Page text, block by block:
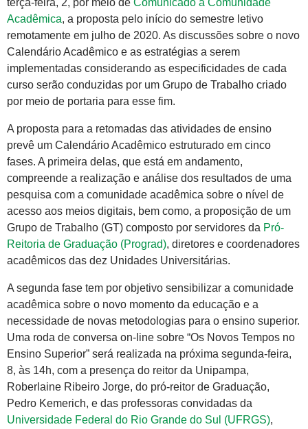
terça-feira, 2, por meio de Comunicado à Comunidade
Acadêmica, a proposta pelo início do semestre letivo
remotamente em julho de 2020. As discussões sobre o novo
Calendário Acadêmico e as estratégias a serem
implementadas considerando as especificidades de cada
curso serão conduzidas por um Grupo de Trabalho criado
por meio de portaria para esse fim.
A proposta para a retomadas das atividades de ensino
prevê um Calendário Acadêmico estruturado em cinco
fases. A primeira delas, que está em andamento,
compreende a realização e análise dos resultados de uma
pesquisa com a comunidade acadêmica sobre o nível de
acesso aos meios digitais, bem como, a proposição de um
Grupo de Trabalho (GT) composto por servidores da Pró-
Reitoria de Graduação (Prograd), diretores e coordenadores
acadêmicos das dez Unidades Universitárias.
A segunda fase tem por objetivo sensibilizar a comunidade
acadêmica sobre o novo momento da educação e a
necessidade de novas metodologias para o ensino superior.
Uma roda de conversa on-line sobre “Os Novos Tempos no
Ensino Superior” será realizada na próxima segunda-feira,
8, às 14h, com a presença do reitor da Unipampa,
Roberlaine Ribeiro Jorge, do pró-reitor de Graduação,
Pedro Kemerich, e das professoras convidadas da
Universidade Federal do Rio Grande do Sul (UFRGS),